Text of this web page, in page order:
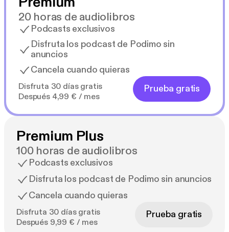
20 horas de audiolibros
Podcasts exclusivos
Disfruta los podcast de Podimo sin
anuncios
Cancela cuando quieras
Disfruta 30 días gratis
Después 4,99 € / mes
Prueba gratis
Premium Plus
100 horas de audiolibros
Podcasts exclusivos
Disfruta los podcast de Podimo sin anuncios
Cancela cuando quieras
Disfruta 30 días gratis
Después 9,99 € / mes
Prueba gratis